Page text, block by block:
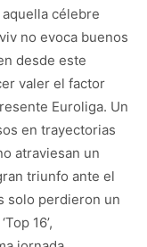
célebre
no evoca buenos
desde este
valer el factor
Euroliga. Un
en trayectorias
atraviesan un
triunfo ante el
solo perdieron un
16’,